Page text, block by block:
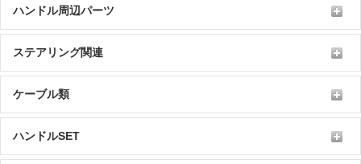
ハンドル周辺パーツ
ステアリング関連
ケーブル類
ハンドルSET